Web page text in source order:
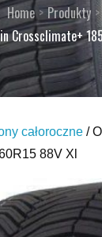
Home
Produkty
Crossclimate+
całoroczne /
88V Xl